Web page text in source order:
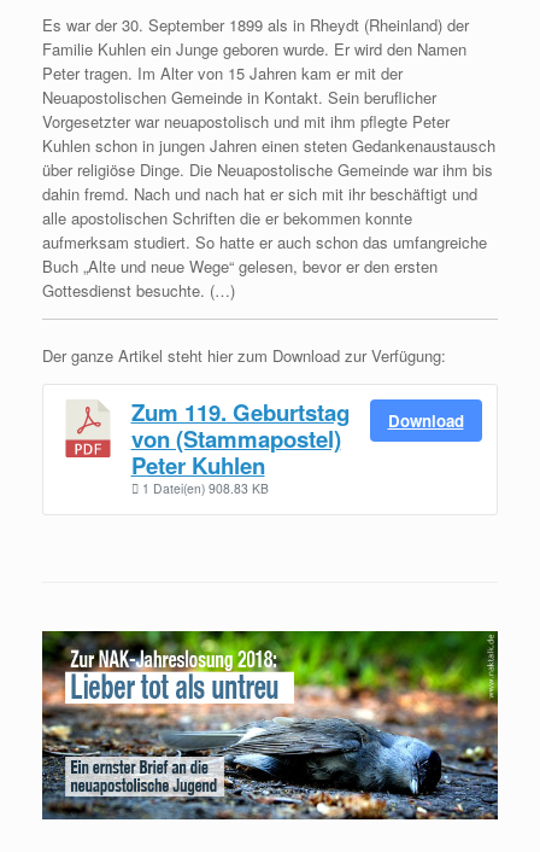
Es war der 30. September 1899 als in Rheydt (Rheinland) der
Familie Kuhlen ein Junge geboren wurde. Er wird den Namen
Peter tragen. Im Alter von 15 Jahren kam er mit der
Neuapostolischen Gemeinde in Kontakt. Sein beruflicher
Vorgesetzter war neuapostolisch und mit ihm pflegte Peter
Kuhlen schon in jungen Jahren einen steten Gedankenaustausch
über religiöse Dinge. Die Neuapostolische Gemeinde war ihm bis
dahin fremd. Nach und nach hat er sich mit ihr beschäftigt und
alle apostolischen Schriften die er bekommen konnte
aufmerksam studiert. So hatte er auch schon das umfangreiche
Buch „Alte und neue Wege“ gelesen, bevor er den ersten
Gottesdienst besuchte. (…)
Der ganze Artikel steht hier zum Download zur Verfügung:
Zum 119. Geburtstag
von (Stammapostel)
Peter Kuhlen
1 Datei(en) 908.83 KB
Download